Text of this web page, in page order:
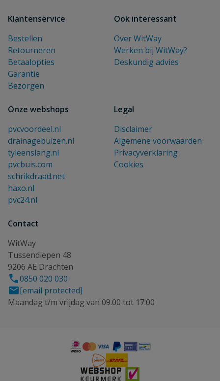
Klantenservice
Bestellen
Retourneren
Betaalopties
Garantie
Bezorgen
Ook interessant
Over WitWay
Werken bij WitWay?
Deskundig advies
Onze webshops
pvcvoordeel.nl
drainagebuizen.nl
tyleenslang.nl
pvcbuis.com
schrikdraad.net
haxo.nl
pvc24.nl
Legal
Disclaimer
Algemene voorwaarden
Privacyverklaring
Cookies
Contact
WitWay
Tussendiepen 48
9206 AE Drachten
0850 020 030
[email protected]
Maandag t/m vrijdag van 09.00 tot 17.00